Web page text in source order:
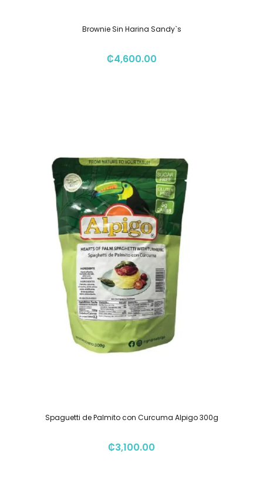
Brownie Sin Harina Sandy`s
₡4,600.00
Spaguetti de Palmito con Curcuma Alpigo 300g
₡3,100.00